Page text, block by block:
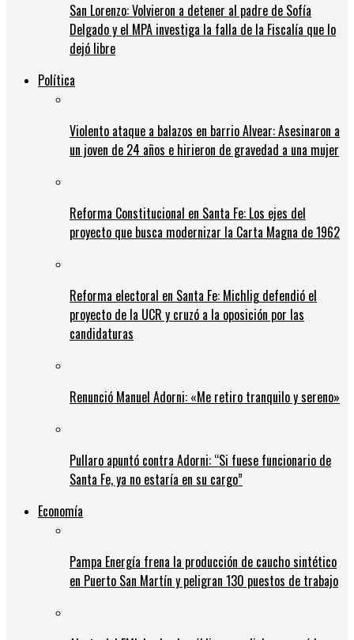
San Lorenzo: Volvieron a detener al padre de Sofía
Delgado y el MPA investiga la falla de la Fiscalía que lo
dejó libre
Política
Violento ataque a balazos en barrio Alvear: Asesinaron a
un joven de 24 años e hirieron de gravedad a una mujer
Reforma Constitucional en Santa Fe: Los ejes del
proyecto que busca modernizar la Carta Magna de 1962
Reforma electoral en Santa Fe: Michlig defendió el
proyecto de la UCR y cruzó a la oposición por las
candidaturas
Renunció Manuel Adorni: «Me retiro tranquilo y sereno»
Pullaro apuntó contra Adorni: “Si fuese funcionario de
Santa Fe, ya no estaría en su cargo”
Economía
Pampa Energía frena la producción de caucho sintético
en Puerto San Martín y peligran 130 puestos de trabajo